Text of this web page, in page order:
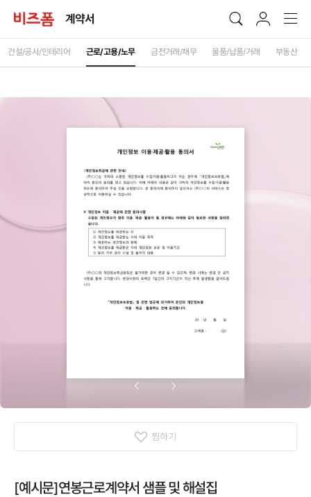
계약서
건설/공사/인테리어 근로/고용/노무 금전거래/채무 물품/납품/거래 부동산
찜하기
[예시문]연봉근로계약서 샘플 및 해설집